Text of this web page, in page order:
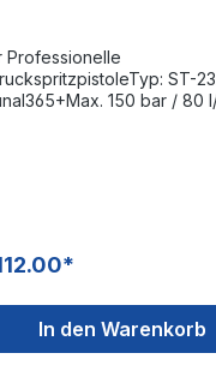
Professionelle
ST-
150 bar / 80
In den Warenkorb